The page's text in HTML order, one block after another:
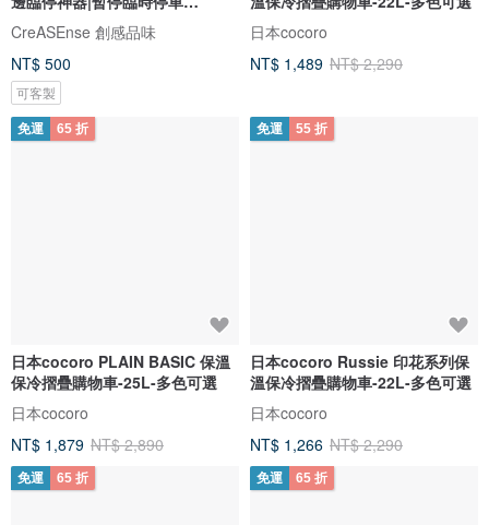
牌|CPK05
CreASEnse 創感品味
NT$ 500
可客製
日本cocoro
NT$ 1,489 NT$ 2,290
免運 65 折
日本cocoro PLAIN BASIC 保溫
保冷摺疊購物車-25L-多色可選
日本cocoro
NT$ 1,879 NT$ 2,890
免運 55 折
日本cocoro Russie 印花系列保
溫保冷摺疊購物車-22L-多色可選
日本cocoro
NT$ 1,266 NT$ 2,290
免運 65 折 免運 65 折